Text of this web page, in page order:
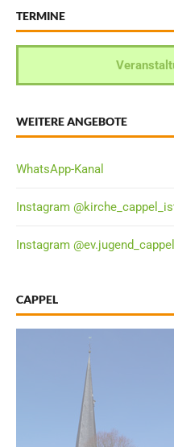
TERMINE
WEITERE ANGEBOTE
WhatsApp-Kanal
Instagram
Instagram
CAPPEL